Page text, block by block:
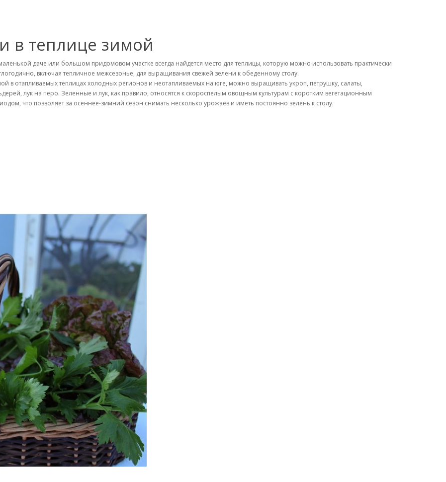
в теплице зимой
даче или большом придомовом участке всегда найдется место для теплицы, которую можно использовать практически
включая тепличное межсезонье, для выращивания свежей зелени к обеденному столу.
в отапливаемых теплицах холодных регионов и неотапливаемых на юге, можно выращивать укроп, петрушку, салаты,
лук на перо. Зеленные и лук, как правило, относятся к скороспелым овощным культурам с коротким вегетационным
что позволяет за осеннее-зимний сезон снимать несколько урожаев и иметь постоянно зелень к столу.